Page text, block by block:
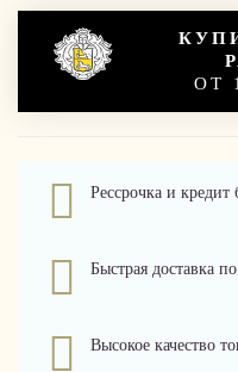
ОТ
Рессрочка и кредит
Быстрая доставка
Высокое качество